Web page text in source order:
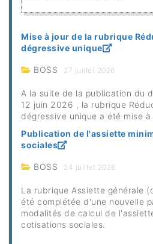
Mise à jour de la rubrique
dégressive unique
BOSS 27 juillet 2026
A la suite de la publication du
12 juin 2026 , la rubrique
dégressive unique a été mise à
Publication de l'assiette
sociales
BOSS 24 juillet 2026
La rubrique Assiette générale
été complétée d'une nouvelle
modalités de calcul de
cotisations sociales.